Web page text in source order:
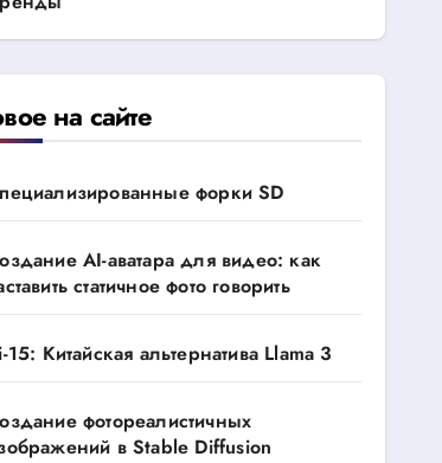
на сайте
форки SD
AI-аватара для видео: как
статичное фото говорить
15: Китайская альтернатива Llama 3
фотореалистичных
в Stable Diffusion